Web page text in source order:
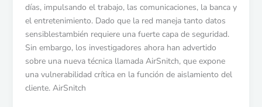
días, impulsando el trabajo, las comunicaciones, la banca y
el entretenimiento. Dado que la red maneja tanto datos
sensiblestambién requiere una fuerte capa de seguridad.
Sin embargo, los investigadores ahora han advertido
sobre una nueva técnica llamada AirSnitch, que expone
una vulnerabilidad crítica en la función de aislamiento del
cliente. AirSnitch
clientes
Wi-
Fi
en
enrutadores
modernos